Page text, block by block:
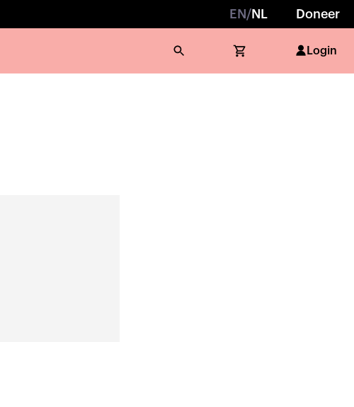
EN /NL Doneer
Login